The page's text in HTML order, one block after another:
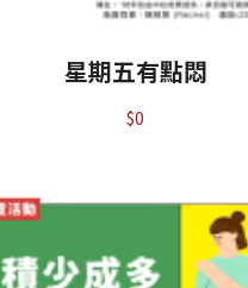
星期五有點悶
$0